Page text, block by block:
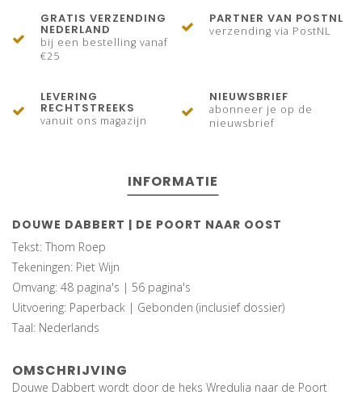
GRATIS VERZENDING
NEDERLAND
bij een bestelling vanaf
€25
PARTNER VAN POSTNL
verzending via PostNL
LEVERING
RECHTSTREEKS
vanuit ons magazijn
NIEUWSBRIEF
abonneer je op de
nieuwsbrief
INFORMATIE
DOUWE DABBERT | DE POORT NAAR OOST
Tekst: Thom Roep
Tekeningen: Piet Wijn
Omvang: 48 pagina's | 56 pagina's
Uitvoering: Paperback | Gebonden (inclusief dossier)
Taal: Nederlands
OMSCHRIJVING
Douwe Dabbert wordt door de heks Wredulia naar de Poort